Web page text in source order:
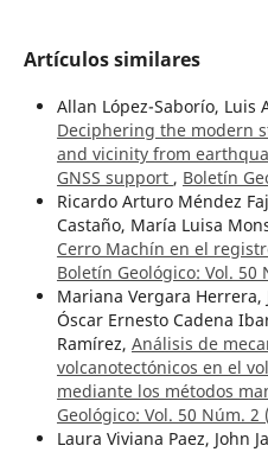
Artículos similares
Allan López-Saborío, Luis
Deciphering the modern
and vicinity from
GNSS support , Boletín
Ricardo Arturo Méndez
Castaño, María Luisa
Cerro Machín en el
Boletín Geológico: Vol. 50
Mariana Vergara Herrera,
Óscar Ernesto Cadena
Ramírez, Análisis de
volcanotectónicos en el
mediante los métodos
Geológico: Vol. 50 Núm. 2
Laura Viviana Paez, John